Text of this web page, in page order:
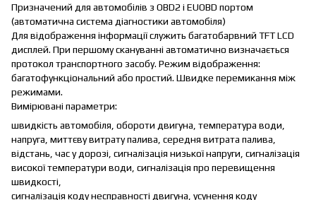
Призначений для автомобілів з OBD2 і EUOBD портом
(автоматична система діагностики автомобіля)
Для відображення інформації служить багатобарвний TFT LCD
дисплей. При першому скануванні автоматично визначається
протокол транспортного засобу. Режим відображення:
багатофункціональний або простий. Швидке перемикання між
режимами.
Вимірювані параметри:
швидкість автомобіля, обороти двигуна, температура води,
напруга, миттєву витрату палива, середня витрата палива,
відстань, час у дорозі, сигналізація низької напруги, сигналізація
високої температури води, сигналізація про перевищення
швидкості,
сигналізація коду несправності двигуна, усунення коду